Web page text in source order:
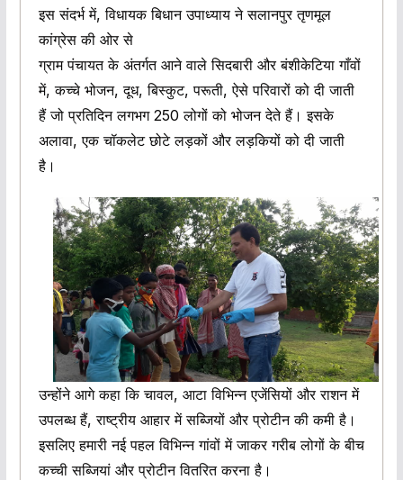
इस संदर्भ में, विधायक बिधान उपाध्याय ने सलानपुर तृणमूल
कांग्रेस की ओर से
ग्राम पंचायत के अंतर्गत आने वाले सिदबारी और बंशीकेटिया गाँवों
में, कच्चे भोजन, दूध, बिस्कुट, परूती, ऐसे परिवारों को दी जाती
हैं जो प्रतिदिन लगभग 250 लोगों को भोजन देते हैं। इसके
अलावा, एक चॉकलेट छोटे लड़कों और लड़कियों को दी जाती
है।
उन्होंने आगे कहा कि चावल, आटा विभिन्न एजेंसियों और राशन में
उपलब्ध हैं, राष्ट्रीय आहार में सब्जियों और प्रोटीन की कमी है।
इसलिए हमारी नई पहल विभिन्न गांवों में जाकर गरीब लोगों के बीच
कच्ची सब्जियां और प्रोटीन वितरित करना है।